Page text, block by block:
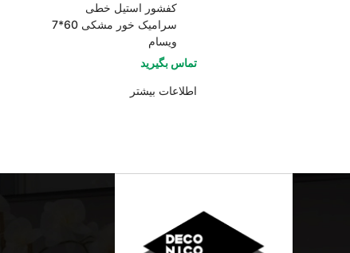
کفشور استیل خطی
سرامیک خور مشکی 60*7
ویسام
تماس بگیرید
اطلاعات بیشتر